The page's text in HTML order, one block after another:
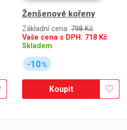
Ženšenové kořeny
Základní cena: 798 Kč
Vaše cena s DPH: 718 Kč
Skladem
-10%
Koupit